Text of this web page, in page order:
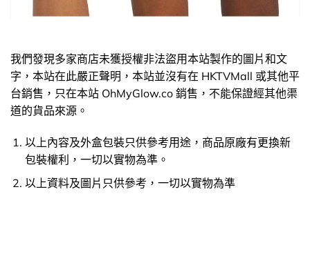
我們發現多家商店未獲授權非法盜用本站製作的圖片和文
字，本站在此嚴正聲明，本站並沒有在 HKTVMall 或其他平
台銷售，只在本站 OhMyGlow.co 銷售，不能保證經其他渠
道的貨品來源。
以上內容及外盒包裝只供參考用途，商品原廠有更換新
包裝權利，一切以實物為準。
以上資料及圖片只供參考，一切以實物為準